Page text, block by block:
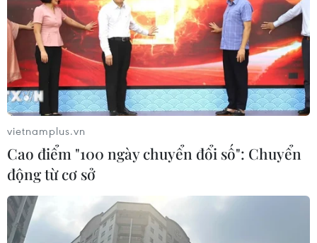
vietnamplus.vn
Cao điểm "100 ngày chuyển đổi số": Chuyển
động từ cơ sở